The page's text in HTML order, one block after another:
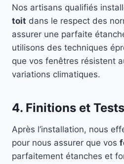
Nos artisans qualifiés
toit dans le respect des
assurer une parfaite
utilisons des techniques
que vos fenêtres résistent
variations climatiques.
4. Finitions et
Après l’installation, nous
pour nous assurer que vos
parfaitement étanches et